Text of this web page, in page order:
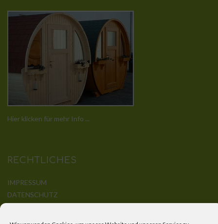
Hier klicken für mehr Info ...
RECHTLICHES
IMPRESSUM
DATENSCHUTZ